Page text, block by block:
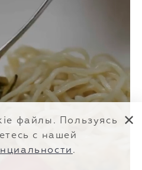
файлы. Пользуясь
с нашей
.
✕